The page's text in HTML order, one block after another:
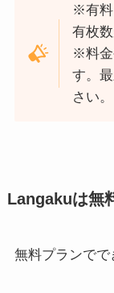
※有料
有枚
※料金
す。
さい。
Langakuは無
無料プランでで